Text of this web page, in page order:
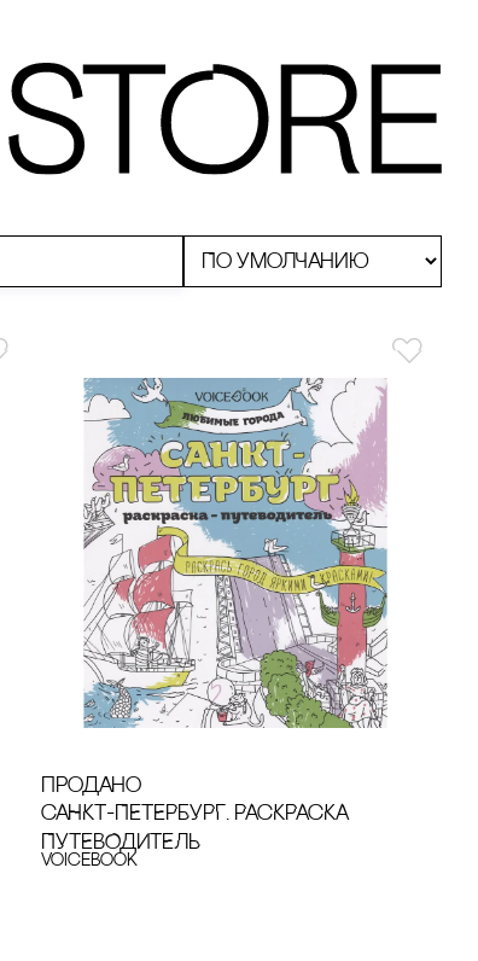
продано
сАНКТ-ПЕТЕРБУРГ. РАсКРАсКА
ПУТЕВОДИТЕЛЬ
VoiceBook